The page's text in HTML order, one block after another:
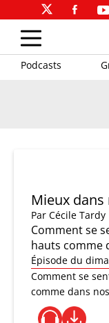
Podcasts
Mieux dans
Par Cécile Tardy
Comment se
hauts comme
Épisode du
Comment se
comme dans